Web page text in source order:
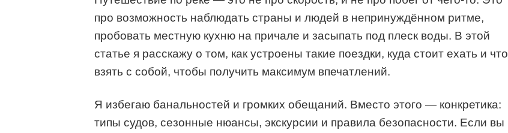
про возможность наблюдать страны и людей в непринуждённом ритме,
пробовать местную кухню на причале и засыпать под плеск воды. В этой
статье я расскажу о том, как устроены такие поездки, куда стоит ехать и что
взять с собой, чтобы получить максимум впечатлений.
Я избегаю банальностей и громких обещаний. Вместо этого — конкретика:
типы судов, сезонные нюансы, экскурсии и правила безопасности. Если вы